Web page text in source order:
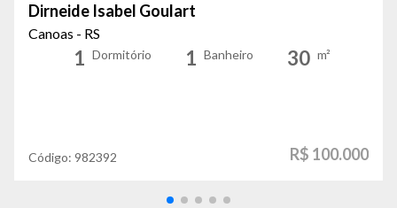
Dirneide Isabel Goulart
Canoas - RS
1 Dormitório 1 Banheiro 30 m²
Código: 982392 R$ 100.000